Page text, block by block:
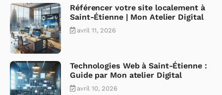
Référencer votre site localement à
Saint-Étienne | Mon Atelier Digital
avril 11, 2026
Technologies Web à Saint-Étienne :
Guide par Mon atelier Digital
avril 10, 2026